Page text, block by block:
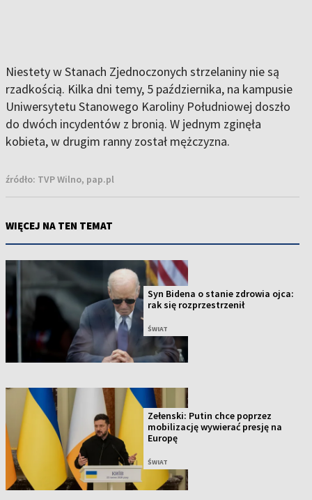
Niestety w Stanach Zjednoczonych strzelaniny nie są
rzadkością. Kilka dni temy, 5 października, na kampusie
Uniwersytetu Stanowego Karoliny Południowej doszło
do dwóch incydentów z bronią. W jednym zginęła
kobieta, w drugim ranny został mężczyzna.
źródło: TVP Wilno, pap.pl
WIĘCEJ NA TEN TEMAT
Syn Bidena o stanie zdrowia ojca:
rak się rozprzestrzenił
ŚWIAT
Zełenski: Putin chce poprzez
mobilizację wywierać presję na
Europę
ŚWIAT